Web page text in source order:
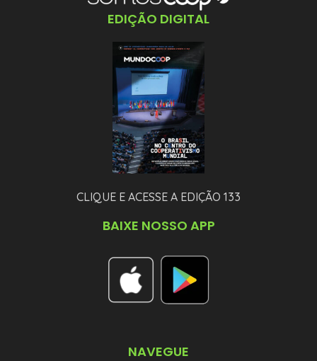
EDIÇÃO DIGITAL
CLIQUE E ACESSE A EDIÇÃO 133
BAIXE NOSSO APP
NAVEGUE